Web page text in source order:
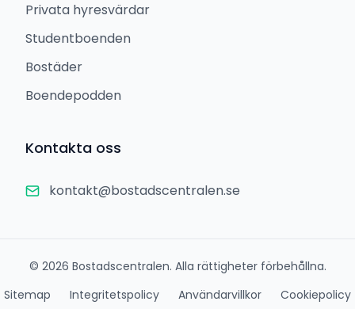
Privata hyresvärdar
Studentboenden
Bostäder
Boendepodden
Kontakta oss
kontakt@bostadscentralen.se
© 2026 Bostadscentralen. Alla rättigheter förbehållna.
Sitemap
Integritetspolicy Användarvillkor Cookiepolicy